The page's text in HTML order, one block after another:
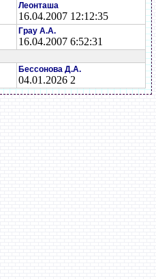
Леонташа
16.04.2007 12:12:35
Грау А.А.
16.04.2007 6:52:31
Бессонова Д.А.
04.01.2026 2